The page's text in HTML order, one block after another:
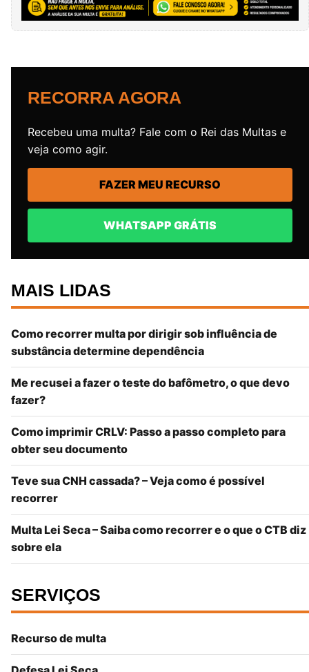
RECORRA AGORA
Recebeu uma multa? Fale com o Rei das Multas e
veja como agir.
FAZER MEU RECURSO
WHATSAPP GRÁTIS
MAIS LIDAS
Como recorrer multa por dirigir sob influência de
substância determine dependência
Me recusei a fazer o teste do bafômetro, o que devo
fazer?
Como imprimir CRLV: Passo a passo completo para
obter seu documento
Teve sua CNH cassada? – Veja como é possível
recorrer
Multa Lei Seca – Saiba como recorrer e o que o CTB diz
sobre ela
SERVIÇOS
Recurso de multa